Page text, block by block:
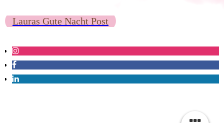
Lauras Gute Nacht Post